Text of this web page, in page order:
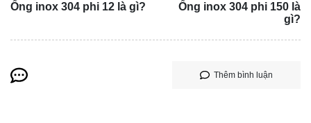
Ống inox 304 phi 12 là gì?
Ống inox 304 phi 150 là
gì?
Thêm bình luận